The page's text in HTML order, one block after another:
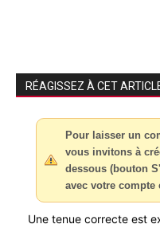
RÉAGISSEZ À CET
Pour laisser un
vous invitons à
dessous (bouton
avec votre compte
Une tenue correcte est